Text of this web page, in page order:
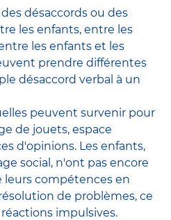
désaccords ou des
les enfants, entre les
les enfants et les
prendre différentes
désaccord verbal à un
peuvent survenir pour
de jouets, espace
d'opinions. Les enfants,
social, n'ont pas encore
compétences en
de problèmes, ce
impulsives.